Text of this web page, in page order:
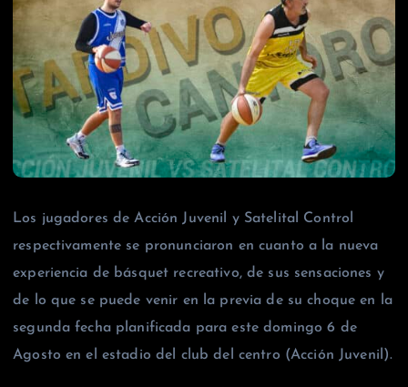
Los jugadores de Acción Juvenil y Satelital Control
respectivamente se pronunciaron en cuanto a la nueva
experiencia de básquet recreativo, de sus sensaciones y
de lo que se puede venir en la previa de su choque en la
segunda fecha planificada para este domingo 6 de
Agosto en el estadio del club del centro (Acción Juvenil).